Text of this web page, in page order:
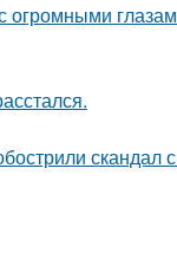
огромными
скандал